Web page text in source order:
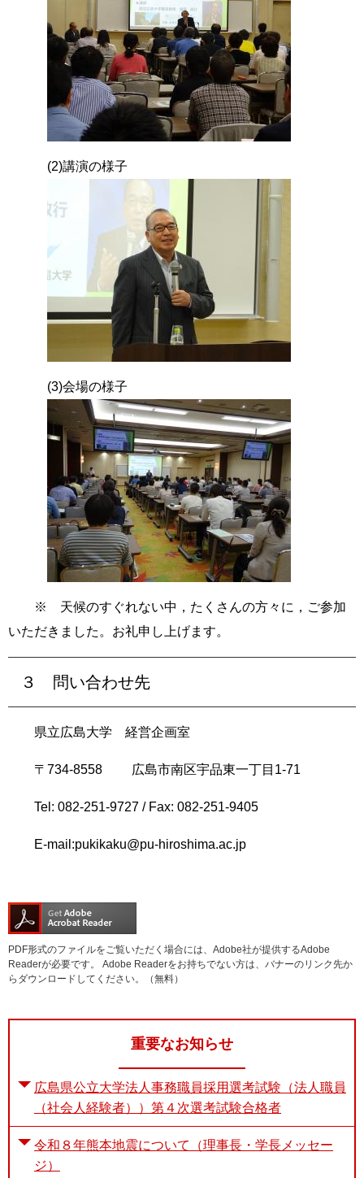
(2)講演の様子
(3)会場の様子
※ 天候のすぐれない中，たくさんの方々に，ご参加
いただきました。お礼申し上げます。
３ 問い合わせ先
県立広島大学 経営企画室
〒 734-8558 広島市南区宇品東一丁目 1-71
Tel: 082-251-9727 / Fax: 082-251-9405
E-mail:pukikaku@pu-hiroshima.ac.jp
PDF形式のファイルをご覧いただく場合には、Adobe社が提供するAdobe
Readerが必要です。
Adobe Readerをお持ちでない方は、バナーのリンク先か
らダウンロードしてください。（無料）
重要なお知らせ
広島県公立大学法人事務職員採用選考試験（法人職員
（社会人経験者））第４次選考試験合格者
令和８年熊本地震について（理事長・学長メッセー
ジ）